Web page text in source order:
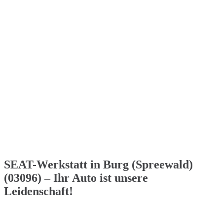
SEAT-Werkstatt in Burg (Spreewald)
(03096) – Ihr Auto ist unsere
Leidenschaft!